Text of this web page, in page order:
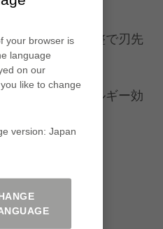
ッターの刃幅調整で刃先
たらず省エネルギー効
ダイヤ刃
your browser is
language
on our
like to change
version: Japan